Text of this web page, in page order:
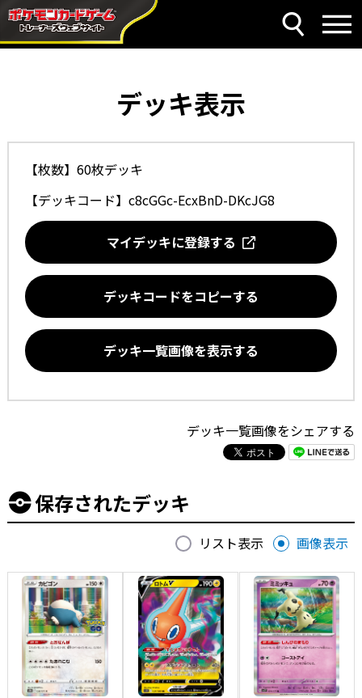
デッキ表示
【枚数】60枚デッキ
【デッキコード】 c8cGGc-EcxBnD-DKcJG8
マイデッキに登録する
デッキコードをコピーする
デッキ一覧画像を表示する
デッキ一覧画像をシェアする
保存されたデッキ
リスト表示 画像表示